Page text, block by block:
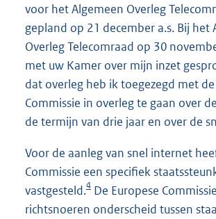
voor het Algemeen Overleg
gepland op 21 december a.s. Bij het
Overleg Telecomraad op 30
met uw Kamer over mijn inzet
dat overleg heb ik toegezegd met de
Commissie in overleg te gaan over
de termijn van drie jaar en over de
Voor de aanleg van snel internet
Commissie een specifiek
vastgesteld.4 De Europese
richtsnoeren onderscheid tussen